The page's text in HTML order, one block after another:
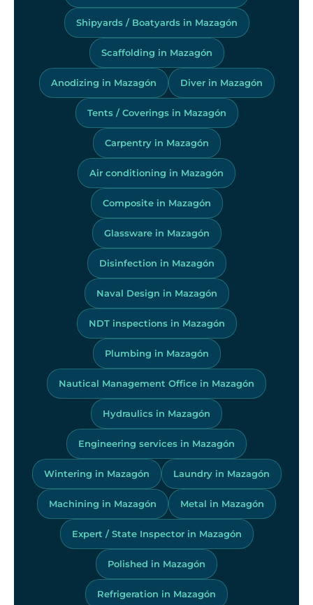
Shipyards / Boatyards in Mazagón
Scaffolding in Mazagón
Anodizing in Mazagón Diver in Mazagón
Tents / Coverings in Mazagón
Carpentry in Mazagón
Air conditioning in Mazagón
Composite in Mazagón
Glassware in Mazagón
Disinfection in Mazagón
Naval Design in Mazagón
NDT inspections in Mazagón
Plumbing in Mazagón
Nautical Management Office in Mazagón
Hydraulics in Mazagón
Engineering services in Mazagón
Wintering in Mazagón Laundry in Mazagón
Machining in Mazagón Metal in Mazagón
Expert / State Inspector in Mazagón
Polished in Mazagón
Refrigeration in Mazagón